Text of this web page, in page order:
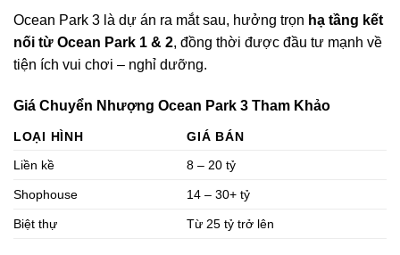
Ocean Park 3 là dự án ra mắt sau, hưởng trọn hạ tầng kết
nối từ Ocean Park 1 & 2, đồng thời được đầu tư mạnh về
tiện ích vui chơi – nghỉ dưỡng.
Giá Chuyển Nhượng Ocean Park 3 Tham Khảo
LOẠI HÌNH
GIÁ BÁN
Liền kề
8 – 20 tỷ
Shophouse 14 – 30+ tỷ
Biệt thự Từ 25 tỷ trở lên